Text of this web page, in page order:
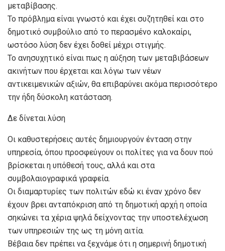
μεταβίβασης.
Το πρόβλημα είναι γνωστό και έχει συζητηθεί και στο
δημοτικό συμβούλιο από το περασμένο καλοκαίρι,
ωστόσο λύση δεν έχει δοθεί μέχρι στιγμής.
Το ανησυχητικό είναι πως η αύξηση των μεταβιβάσεων
ακινήτων που έρχεται και λόγω των νέων
αντικειμενικών αξιών, θα επιβαρύνει ακόμα περισσότερο
την ήδη δύσκολη κατάσταση.
Δε δίνεται λύση
Οι καθυστερήσεις αυτές δημιουργούν ένταση στην
υπηρεσία, όπου προσφεύγουν οι πολίτες για να δουν πού
βρίσκεται η υπόθεσή τους, αλλά και στα
συμβολαιογραφικά γραφεία.
Οι διαμαρτυρίες των πολιτών εδώ κι έναν χρόνο δεν
έχουν βρει ανταπόκριση από τη δημοτική αρχή η οποία
σηκώνει τα χέρια ψηλά δείχνοντας την υποστελέχωση
των υπηρεσιών της ως τη μόνη αιτία.
Βέβαια δεν πρέπει να ξεχνάμε ότι η σημερινή δημοτική